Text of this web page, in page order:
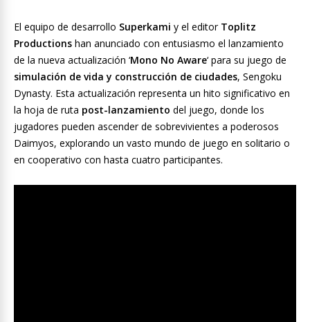
El equipo de desarrollo Superkami y el editor Toplitz
Productions han anunciado con entusiasmo el lanzamiento
de la nueva actualización ‘Mono No Aware‘ para su juego de
simulación de vida y construcción de ciudades, Sengoku
Dynasty. Esta actualización representa un hito significativo en
la hoja de ruta post-lanzamiento del juego, donde los
jugadores pueden ascender de sobrevivientes a poderosos
Daimyos, explorando un vasto mundo de juego en solitario o
en cooperativo con hasta cuatro participantes.